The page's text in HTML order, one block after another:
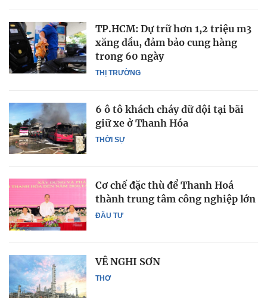
THỊ TRƯỜNG
TP.HCM: Dự trữ hơn 1,2 triệu m3
xăng dầu, đảm bảo cung hàng
trong 60 ngày
THỜI SỰ
6 ô tô khách cháy dữ dội tại bãi
giữ xe ở Thanh Hóa
ĐẦU TƯ
Cơ chế đặc thù để Thanh Hoá
thành trung tâm công nghiệp lớn
THƠ
VÊ NGHI SƠN